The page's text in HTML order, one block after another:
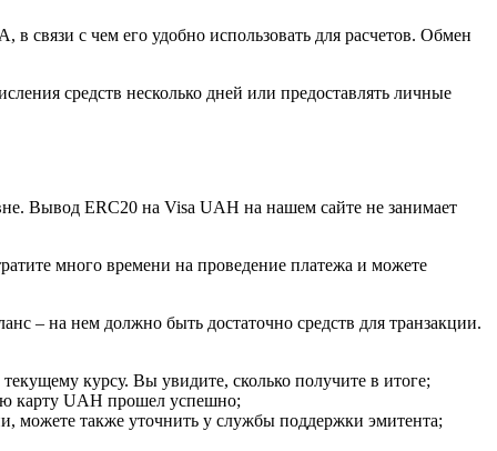
связи с чем его удобно использовать для расчетов. Обмен
средств несколько дней или предоставлять личные
Вывод ERC20 на Visa UAH на нашем сайте не занимает
много времени на проведение платежа и можете
– на нем должно быть достаточно средств для транзакции.
курсу. Вы увидите, сколько получите в итоге;
карту UAH прошел успешно;
можете также уточнить у службы поддержки эмитента;